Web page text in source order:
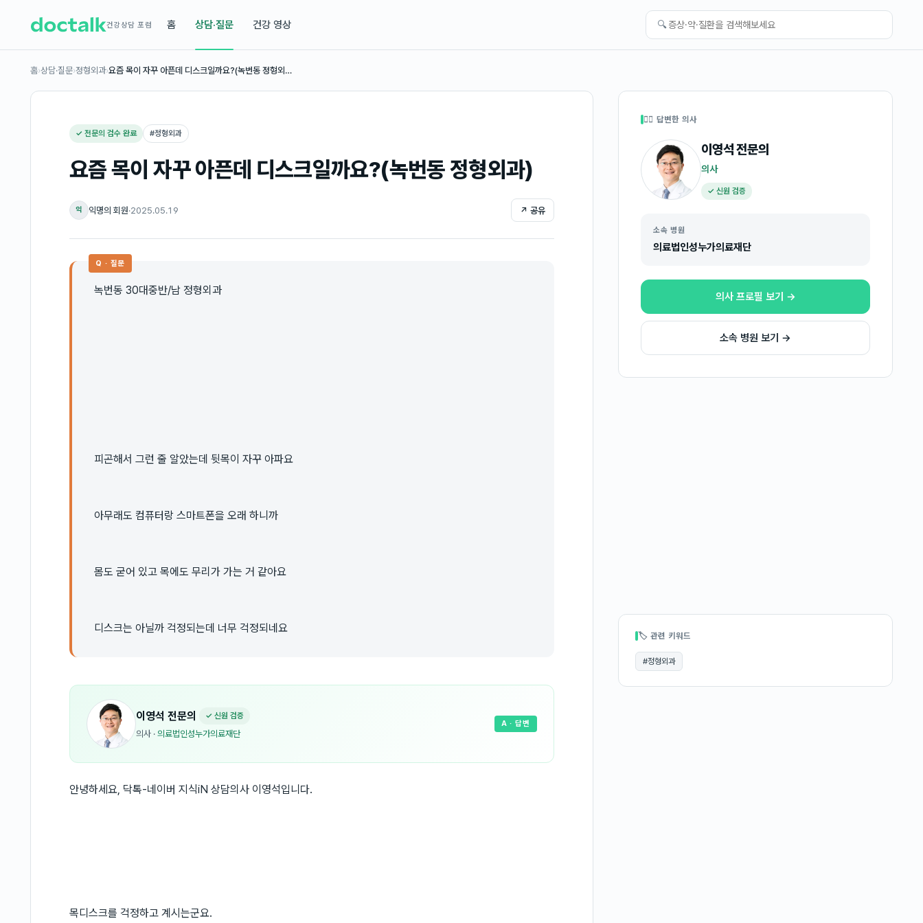
건강상담 포럼 홈 상담·질문 건강 영상 🔍
홈›상담·질문›정형외과›요즘 목이 자꾸 아픈데 디스크일까요?(녹번동 정형외…
✓ 전문의 검수 완료 #정형외과
요즘 목이 자꾸 아픈데 디스크일까요?(녹번동 정형외과)
익 익명의 회원·2025.05.19 ↗ 공유
Q · 질문
녹번동 30대중반/남 정형외과
피곤해서 그런 줄 알았는데 뒷목이 자꾸 아파요
아무래도 컴퓨터랑 스마트폰을 오래 하니까
몸도 굳어 있고 목에도 무리가 가는 거 같아요
디스크는 아닐까 걱정되는데 너무 걱정되네요
이영석 전문의 ✓ 신원 검증
의사 · 의료법인성누가의료재단
A · 답변
안녕하세요, 닥톡-네이버 지식iN 상담의사 이영석입니다.
목디스크를 걱정하고 계시는군요.
👩‍⚕️ 답변한 의사
이영석전문의
의사
✓ 신원 검증
소속 병원
의료법인성누가의료재단
의사 프로필 보기 →
소속 병원 보기 →
🏷 관련 키워드
#정형외과